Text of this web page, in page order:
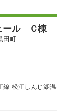
ール Ｃ棟
田町
線 松江しんじ湖